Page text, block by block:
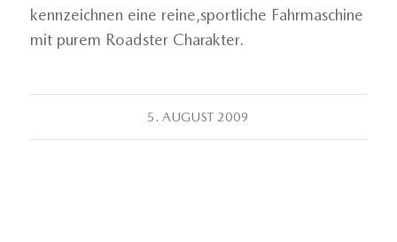
kennzeichnen eine reine,sportliche Fahrmaschine
mit purem Roadster Charakter.
5. AUGUST 2009